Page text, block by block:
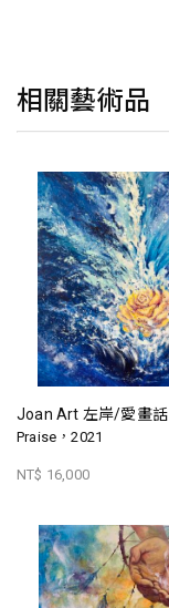
相關藝術品
Joan Art 左岸/愛畫話
Praise，2021
NT$ 16,000